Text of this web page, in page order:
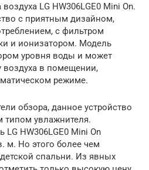
LG HW306LGE0 Mini On.
с приятным дизайном,
с фильтром
и ионизатором. Модель
уровня воды и может
воздуха в помещении,
режиме.
обзора, данное устройство
типом увлажнителя.
HW306LGE0 Mini On
м. Но этого более чем
спальни. Из явных